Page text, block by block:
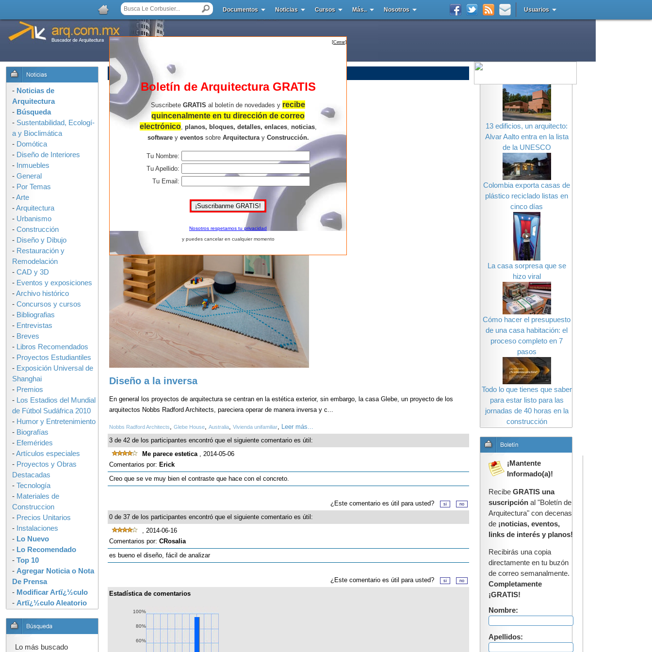
Documentos Noticias Cursos Más.. Nosotros Usuarios
LISTA DE COMENTARIOS
Diseño a la inversa
En general los proyectos de arquitectura se centran en la estética exterior, sin embargo, la casa Glebe, un proyecto de los
arquitectos Nobbs Radford Architects, pareciera operar de manera inversa y c...
Nobbs Radford Architects, Glebe House, Australia, Vivienda unifamiliar, Leer más...
3 de 42 de los participantes encontró que el siguiente comentario es útil:
Me parece estetica , 2014-05-06
Comentarios por: Erick
Creo que se ve muy bien el contraste que hace con el concreto.
¿Este comentario es útil para usted?
0 de 37 de los participantes encontró que el siguiente comentario es útil:
, 2014-06-16
Comentarios por: CRosalia
es bueno el diseño, fácil de analizar
¿Este comentario es útil para usted?
Estadística de comentarios
100%
80%
60%
13 edificios, un arquitecto:
Alvar Aalto entra en la lista
de la UNESCO
Colombia exporta casas de
plástico reciclado listas en
cinco días
La casa sorpresa que se
hizo viral
Cómo hacer el presupuesto
de una casa habitación: el
proceso completo en 7
pasos
Todo lo que tienes que saber
para estar listo para las
jornadas de 40 horas en la
construcción
¡Mantente
Informado(a)!
Recibe GRATIS una
suscripción al "Boletín de
Arquitectura" con decenas
de ¡noticias, eventos,
links de interés y planos!
Recibirás una copia
directamente en tu buzón
de correo semanalmente.
Completamente
¡GRATIS!
Nombre:
Apellidos:
[Cerrar]
Boletín de Arquitectura GRATIS
Suscribete GRATIS al boletín de novedades y recibe
quincenalmente en tu dirección de correo
electrónico, planos, bloques, detalles, enlaces, noticias,
softwarey eventossobre Arquitecturay Construcción.
Tu Nombre:
Tu Apellido:
Tu Email:
Nosotros respetamos tu privacidad
y puedes cancelar en cualquier momento
- Noticias de
Arquitectura
- Búsqueda
- Sustentabilidad, Ecologí­
a y Bioclimática
- Domótica
- Diseño de Interiores
- Inmuebles
- General
- Por Temas
-Arte
-Arquitectura
- Urbanismo
- Construcción
- Diseño y Dibujo
- Restauración y
Remodelación
- CAD y 3D
- Eventos y exposiciones
-Archivo histórico
- Concursos y cursos
- Bibliografias
- Entrevistas
- Breves
- Libros Recomendados
- Proyectos Estudiantiles
- Exposición Universal de
Shanghai
- Premios
- Los Estadios del Mundial
de Fútbol Sudáfrica 2010
- Humor y Entretenimiento
- Biografías
- Efemérides
-Artículos especiales
- Proyectos y Obras
Destacadas
- Tecnología
- Materiales de
Construccion
- Precios Unitarios
- Instalaciones
- Lo Nuevo
- Lo Recomendado
- Top 10
- Agregar Noticia o Nota
De Prensa
- Modificar Artï¿½culo
- Artï¿½culo Aleatorio
Lo más buscado